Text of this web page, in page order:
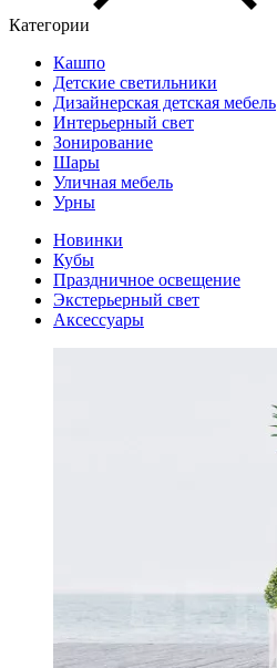
Категории
Кашпо
Детские светильники
Дизайнерская детская мебель
Интерьерный свет
Зонирование
Шары
Уличная мебель
Урны
Новинки
Кубы
Праздничное освещение
Экстерьерный свет
Аксессуары